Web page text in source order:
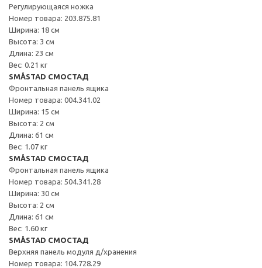
Регулирующаяся ножка
Номер товара: 203.875.81
Ширина: 18 см
Высота: 3 см
Длина: 23 см
Вес: 0.21 кг
SMÅSTAD СМОСТАД
Фронтальная панель ящика
Номер товара: 004.341.02
Ширина: 15 см
Высота: 2 см
Длина: 61 см
Вес: 1.07 кг
SMÅSTAD СМОСТАД
Фронтальная панель ящика
Номер товара: 504.341.28
Ширина: 30 см
Высота: 2 см
Длина: 61 см
Вес: 1.60 кг
SMÅSTAD СМОСТАД
Верхняя панель модуля д/хранения
Номер товара: 104.728.29